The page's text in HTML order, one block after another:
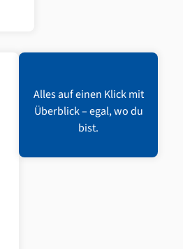
Alles auf einen Klick mit
Überblick – egal, wo du
bist.